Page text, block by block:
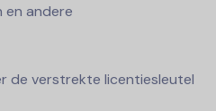
en andere
de verstrekte licentiesleutel